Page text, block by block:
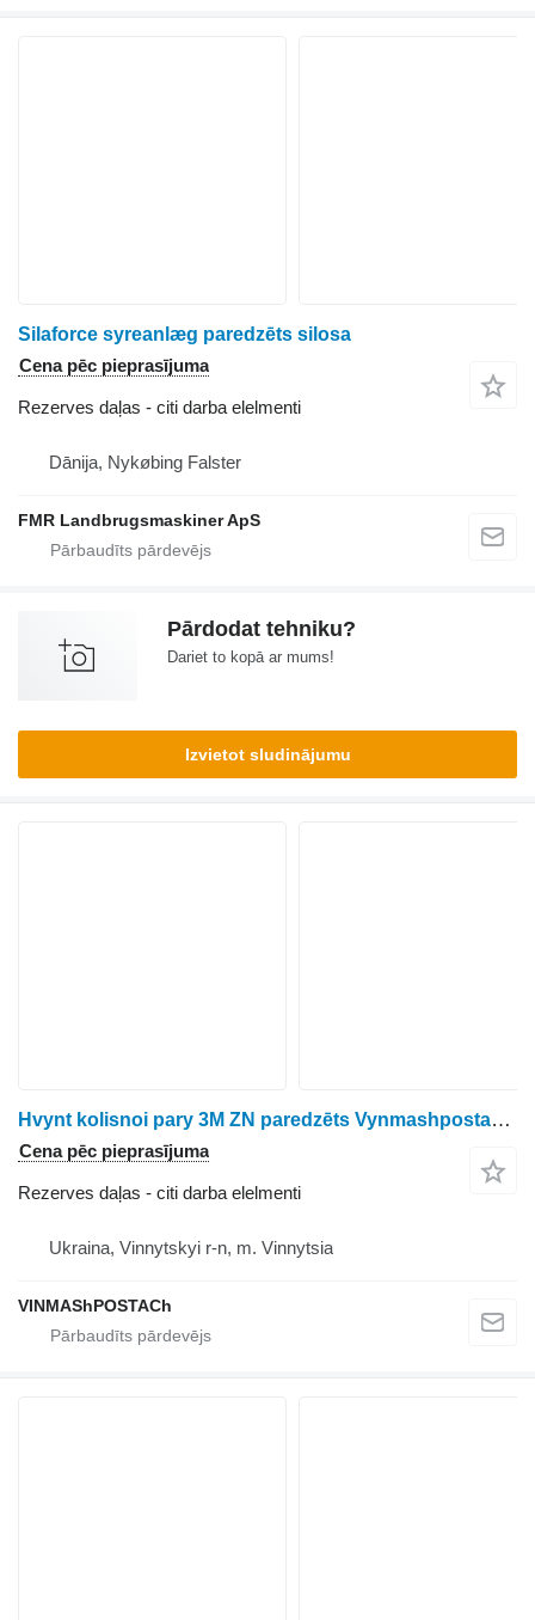
Silaforce syreanlæg paredzēts silosa
Cena pēc pieprasījuma
Rezerves daļas - citi darba elelmenti
Dānija, Nykøbing Falster
FMR Landbrugsmaskiner ApS
Pārdodat tehniku?
Dariet to kopā ar mums!
Izvietot sludinājumu
Hvynt kolisnoi pary 3M ZN paredzēts Vynmashpostach Zernonavantazhuvach graudu izkliedētāja
Cena pēc pieprasījuma
Rezerves daļas - citi darba elelmenti
Ukraina, Vinnytskyi r-n, m. Vinnytsia
VINMAShPOSTACh